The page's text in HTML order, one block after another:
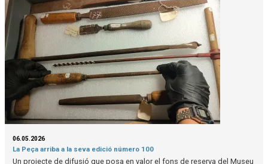
06.05.2026
La Peça arriba a la seva edició número 100
Un projecte de difusió que posa en valor el fons de reserva del Museu